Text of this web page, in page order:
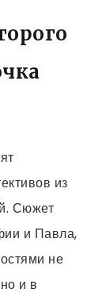
из
Сюжет
и Павла,
не
и в